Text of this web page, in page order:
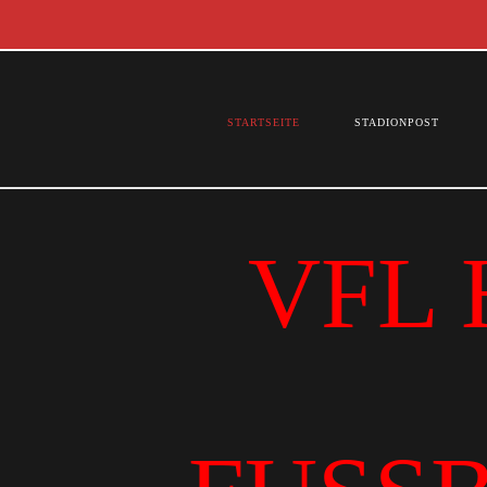
STARTSEITE STADIONPOST
VFL